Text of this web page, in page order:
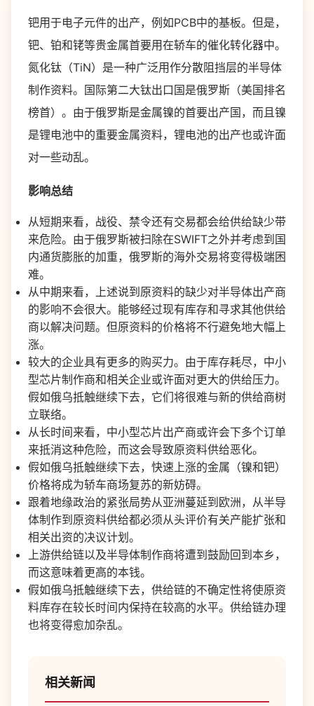
钯用于电子元件的出产，例如PCB中的基板。但是，
钯、铂和铑等贵金属首要用在轿车的催化转化器中。
氮化钛（TiN）是一种广泛用作分散阻挡层的半导体
制作资料。国际第二大钛出口国是俄罗斯（美国排名
榜首）。由于俄罗斯是金属镍的首要出产国，而且镍
是锂电池中的重要金属资料，锂电池的出产也或许面
对一些动乱。
影响总结
从短期来看，战役、禁令还有交易都会给供给缺少带
来危险。由于俄罗斯被扫除在SWIFT之外并考虑到国
内通货膨胀的加重，俄罗斯的海外交易将变得极端困
难。
从中期来看，上述说到原资料的缺少对半导体出产商
的影响不会很大。能够经过现有库存和寻求其他供给
商以解决问题。但原资料的价格将不行避免地大幅上
涨。
较大的企业具有更多的购买力。由于库存耗尽，中小
型芯片制作商和相关企业或许面对更大的供给压力。
假如俄乌抵触继续下去，它们将很难与新的供给商树
立联络。
从长时间来看，中小型芯片出产商或许会下多个订单
来抵消这种危险，而这会导致原资料供给恶化。
假如俄乌抵触继续下去，快速上涨的金属（镍和钯）
价格将成为轿车商场复苏的新妨碍。
跟着地缘政治的紧张局势从亚洲蔓延到欧洲，从半导
体制作到原资料供给都必须从头评价有关产能扩张和
相关出资的决议计划。
上游供给链以及半导体制作商将遭到鼓励回到本乡，
而这意味着更高的本钱。
假如俄乌抵触继续下去，供给链的不确定性将使原资
料库存在较长时间内保持在较高的水平。供给链办理
也将变得愈加杂乱。
相关新闻